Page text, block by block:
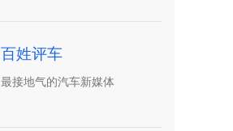
百姓评车
最接地气的汽车新媒体